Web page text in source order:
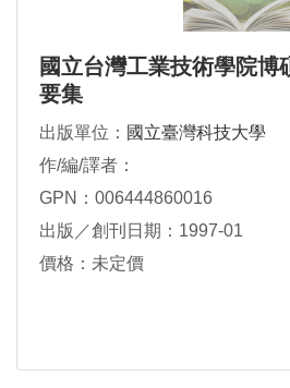
國立台灣工業技術學院博
要集
出版單位： 國立臺灣科技大學
作/編/譯者：
GPN：006444860016
出版／創刊日期：1997-01
價格：未定價